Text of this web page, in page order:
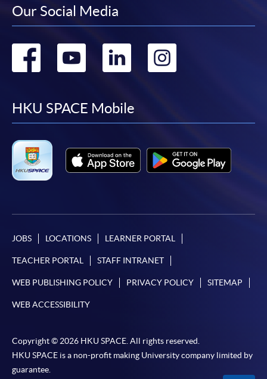
Our Social Media
Go
facebook
Go
youtube
Go
linkedin
Go
HKU SPACE Mobile
JOBS LOCATIONS LEARNER PORTAL
TEACHER PORTAL STAFF INTRANET
WEB PUBLISHING POLICY PRIVACY POLICY SITEMAP
WEB ACCESSIBILITY
Copyright © 2026 HKU SPACE. All rights reserved.
HKU SPACE is a non-profit making University company limited by
guarantee.